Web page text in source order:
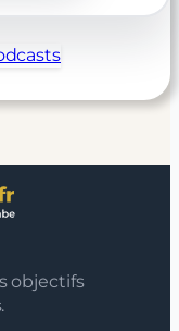
objectifs